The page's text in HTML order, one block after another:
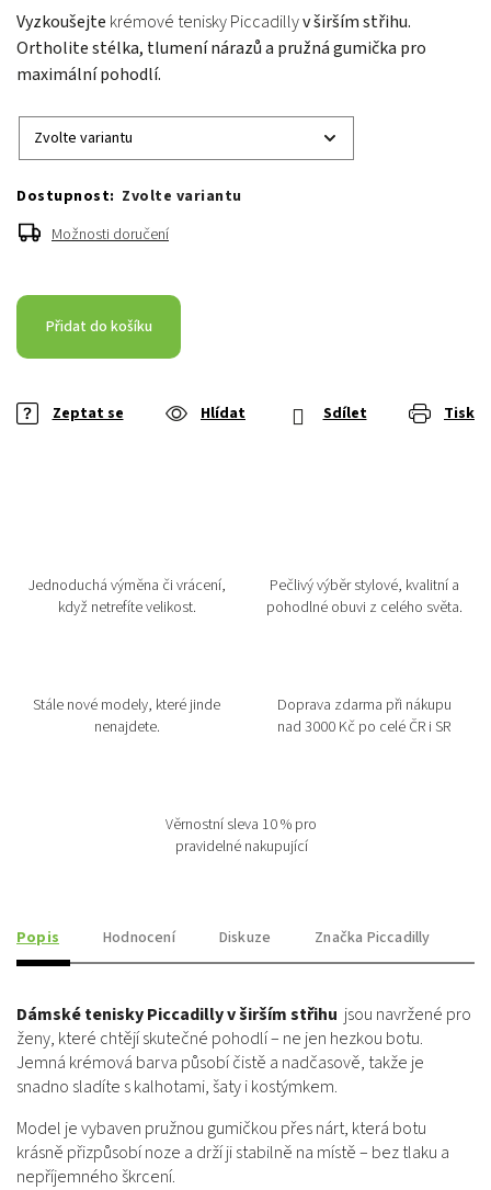
Vyzkoušejte krémové tenisky Piccadillyv širším střihu.
Ortholite stélka, tlumení nárazů a pružná gumička pro
maximální pohodlí.
Zvolte variantu
Možnosti doručení
Přidat do košíku
Tisk
Zeptat se Hlídat Sdílet
Jednoduchá výměna či vrácení,
když netrefíte velikost.
Pečlivý výběr stylové, kvalitní a
pohodlné obuvi z celého světa.
Stále nové modely, které jinde
nenajdete.
Doprava zdarma při nákupu
nad 3000 Kč po celé ČR i SR
Věrnostní sleva 10 % pro
pravidelné nakupující
Popis Hodnocení Diskuze Značka Piccadilly
Dámské tenisky Piccadilly v širším střihu jsou navržené pro
ženy, které chtějí skutečné pohodlí – ne jen hezkou botu.
Jemná krémová barva působí čistě a nadčasově, takže je
snadno sladíte s kalhotami, šaty i kostýmkem.
Model je vybaven pružnou gumičkou přes nárt, která botu
krásně přizpůsobí noze a drží ji stabilně na místě – bez tlaku a
nepříjemného škrcení.